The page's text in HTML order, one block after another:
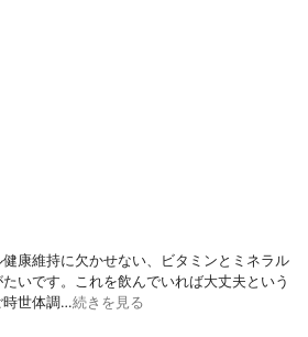
康維持に欠かせない、ビタミンとミネラル
いです。これを飲んでいれば大丈夫という
時世体調…続きを見る